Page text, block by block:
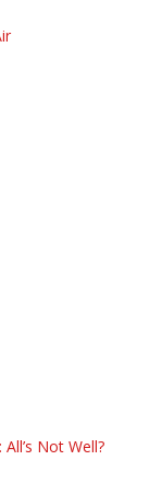
Not Well?